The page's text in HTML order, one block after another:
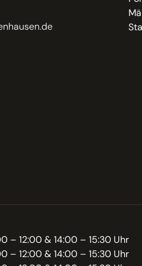
– 12:00 & 14:00 – 15:30 Uhr
– 12:00 & 14:00 – 15:30 Uhr